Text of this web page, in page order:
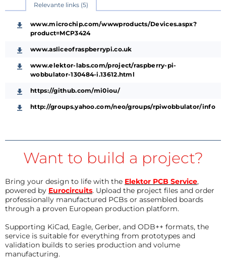
Relevante links (5)
www.microchip.com/wwwproducts/Devices.aspx?
product=MCP3424
www.asliceofraspberrypi.co.uk
www.elektor-labs.com/project/raspberry-pi-
wobbulator-130484-i.13612.html
https://github.com/mi0iou/
http://groups.yahoo.com/neo/groups/rpiwobbulator/info
Want to build a project?
Bring your design to life with the Elektor PCB Service,
powered by Eurocircuits. Upload the project files and order
professionally manufactured PCBs or assembled boards
through a proven European production platform.
Supporting KiCad, Eagle, Gerber, and ODB++ formats, the
service is suitable for everything from prototypes and
validation builds to series production and volume
manufacturing.